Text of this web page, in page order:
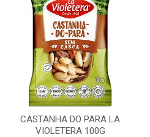
CASTANHA DO PARA LA
VIOLETERA 100G